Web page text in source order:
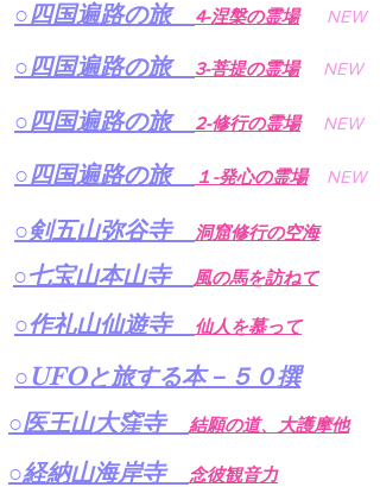
​○四国遍路の旅 4-涅槃の霊場 NEW
​○四国遍路の旅 3-菩提の霊場 NEW
​○四国遍路の旅 2-修行の霊場 NEW
NEW
​○四国遍路の旅 １-発心の霊場
​○剣五山弥谷寺 洞窟修行の空海
​○七宝山本山寺 風の馬を訪ねて
​○作礼山仙遊寺 仙人を慕って
​○ UFOと旅する本－５０撰
​○医王山大窪寺
結願の道、大護摩他
​○経納山海岸寺 念彼観音力